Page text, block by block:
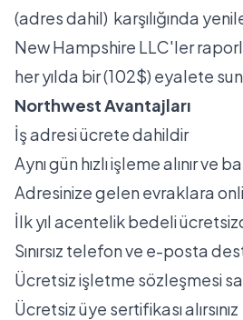
(adres dahil) karşılığında
New Hampshire LLC'ler
her yılda bir (102$) eyalete
Northwest Avantajları
İş adresi ücrete dahildir
Aynı gün hızlı işleme alınır ve
Adresinize gelen evraklara
İlk yıl acentelik bedeli
Sınırsız telefon ve e-posta
Ücretsiz işletme sözleşmesi
Ücretsiz üye sertifikası alırsınız